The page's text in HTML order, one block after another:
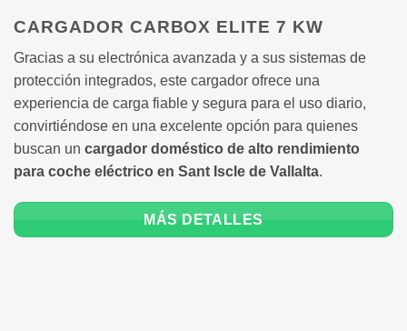
CARGADOR CARBOX ELITE 7 KW
Gracias a su electrónica avanzada y a sus sistemas de
protección integrados, este cargador ofrece una
experiencia de carga fiable y segura para el uso diario,
convirtiéndose en una excelente opción para quienes
buscan un cargador doméstico de alto rendimiento
para coche eléctrico en Sant Iscle de Vallalta.
MÁS DETALLES